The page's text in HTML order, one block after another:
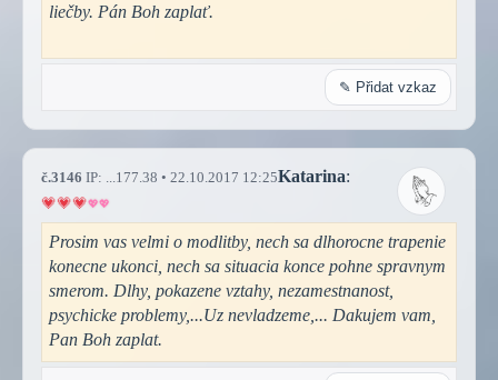
liečby. Pán Boh zaplať.
✎ Přidat vzkaz
č.3146 IP: ...177.38 • 22.10.2017 12:25Katarina:
Prosim vas velmi o modlitby, nech sa dlhorocne trapenie
konecne ukonci, nech sa situacia konce pohne spravnym
smerom. Dlhy, pokazene vztahy, nezamestnanost,
psychicke problemy,...Uz nevladzeme,... Dakujem vam,
Pan Boh zaplat.